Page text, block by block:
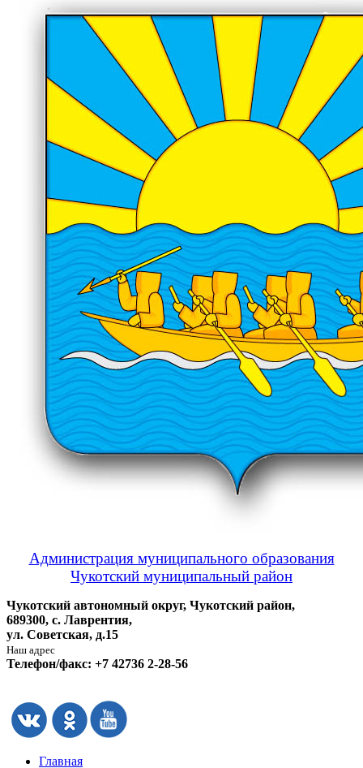
Администрация муниципального образования
Чукотский муниципальный район
Чукотский автономный округ, Чукотский район,
689300, с. Лаврентия,
ул. Советская, д.15
Наш адрес
Телефон/факс: +7 42736 2-28-56
Главная